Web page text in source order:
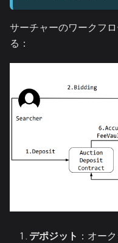
サーチャーのワークフ
る：
デポジット ：オー